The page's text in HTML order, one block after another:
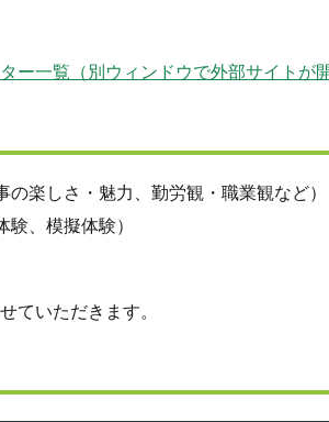
ー一覧（別ウィンドウで外部サイトが
楽しさ・魅力、勤労観・職業観など）
、模擬体験）
ていただきます。